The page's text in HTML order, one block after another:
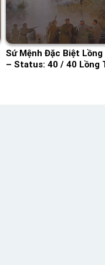
Sứ Mệnh Đặc Biệt
– Status: 40 / 40 Lồng